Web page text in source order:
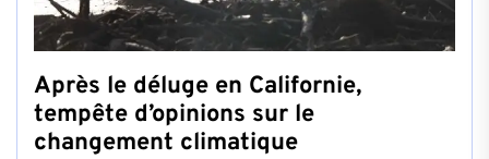
Après le déluge en Californie,
tempête d’opinions sur le
changement climatique